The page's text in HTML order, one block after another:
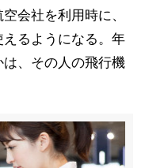
会社を利用時に、
るようになる。年
、その人の飛行機